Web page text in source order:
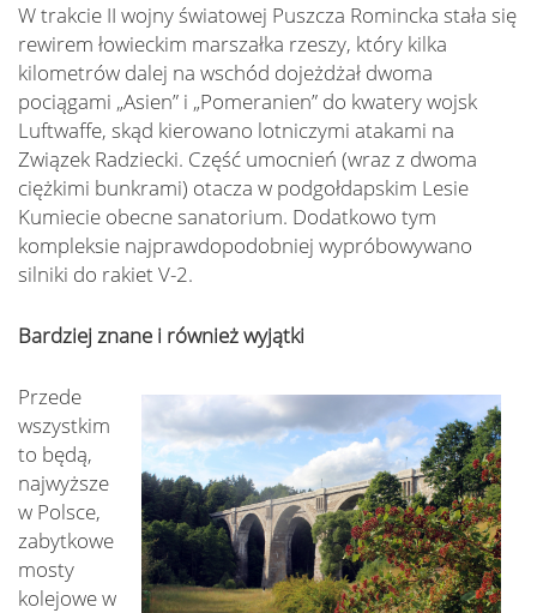
W trakcie II wojny światowej Puszcza Romincka stała się
rewirem łowieckim marszałka rzeszy, który kilka
kilometrów dalej na wschód dojeżdżał dwoma
pociągami „Asien” i „Pomeranien” do kwatery wojsk
Luftwaffe, skąd kierowano lotniczymi atakami na
Związek Radziecki. Część umocnień (wraz z dwoma
ciężkimi bunkrami) otacza w podgołdapskim Lesie
Kumiecie obecne sanatorium. Dodatkowo tym
kompleksie najprawdopodobniej wypróbowywano
silniki do rakiet V-2.
Bardziej znane i również wyjątki
Przede
wszystkim
to będą,
najwyższe
w Polsce,
zabytkowe
mosty
kolejowe w